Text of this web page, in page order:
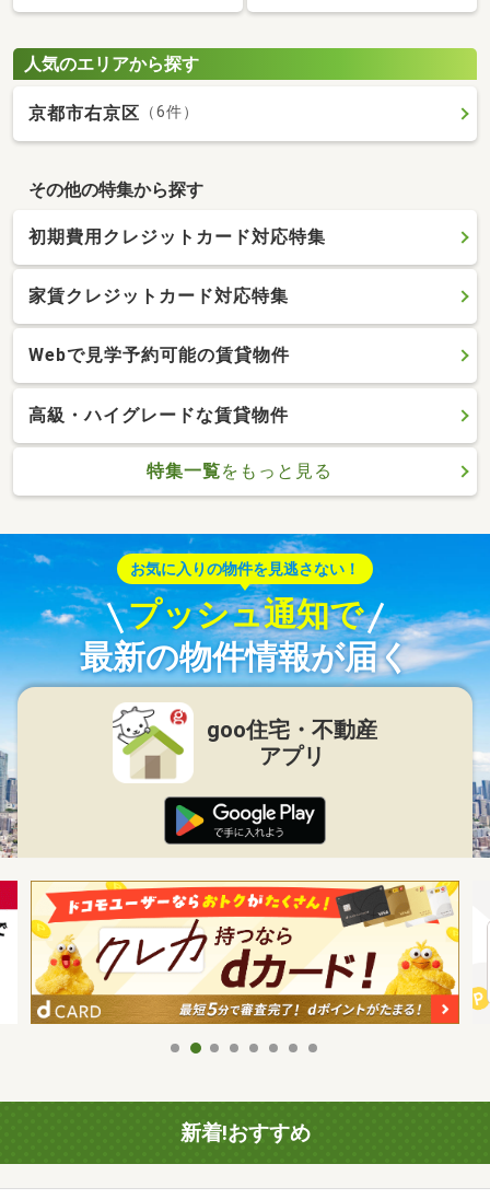
人気のエリアから探す
京都市右京区 （6件）
その他の特集から探す
初期費用クレジットカード対応特集
家賃クレジットカード対応特集
Webで見学予約可能の賃貸物件
高級・ハイグレードな賃貸物件
特集一覧をもっと見る
お気に入りの物件を見逃さない！
プッシュ通知で
最新の物件情報が届く
goo住宅・不動産
アプリ
新着!おすすめ